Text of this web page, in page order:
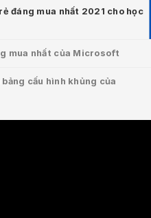
đáng mua nhất 2021 cho học
mua nhất của Microsoft
cấu hình khủng của